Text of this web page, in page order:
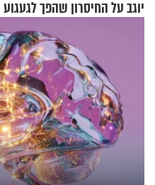
יוגב על החיסרון שהפך לגעגוע